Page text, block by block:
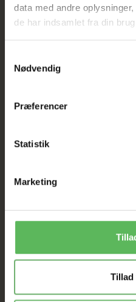
data med andre
de har indsamlet fra din
Nødvendig
Præferencer
Statistik
Marketing
Tillad
Tilbud
-26%